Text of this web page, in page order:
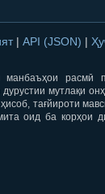
| API (JSON) |
манбаъҳои расмӣ
мутлақи
тағйироти
оид ба корҳои